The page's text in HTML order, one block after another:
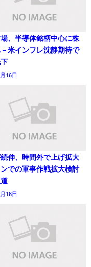
、半導体銘柄中心に株
米インフレ沈静期待で
16日
伸、時間外で上げ拡大
ンでの軍事作戦拡大検討
16日